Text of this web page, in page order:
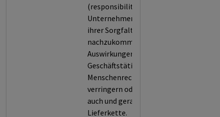
(responsibility to protect). Die
Unternehmen sind aufgefordert,
ihrer Sorgfaltspflicht
nachzukommen, um negative
Auswirkungen ihrer
Geschäftstätigkeit auf
Menschenrechte zu vermeiden, zu
verringern oder auszugleichen,
auch und gerade entlang ihrer
Lieferkette.